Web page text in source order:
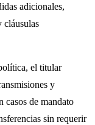
adicionales,
cláusulas
el titular
y
casos de mandato
sin requerir